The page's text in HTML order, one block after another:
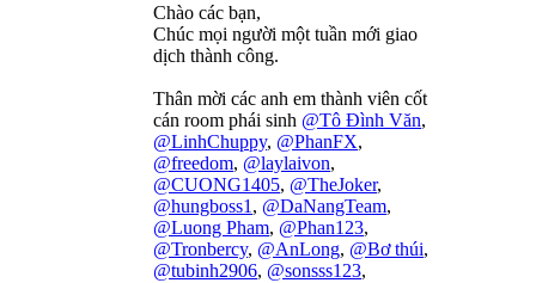
Chào các bạn,
Chúc mọi người một tuần mới giao
dịch thành công.
Thân mời các anh em thành viên cốt
cán room phái sinh @Tô Đình Văn,
@LinhChuppy, @PhanFX,
@freedom, @laylaivon,
@CUONG1405, @TheJoker,
@hungboss1 , @DaNangTeam,
@Luong Pham, @Phan123,
@Tronbercy, @AnLong, @Bơ thúi,
@tubinh2906, @sonsss123,